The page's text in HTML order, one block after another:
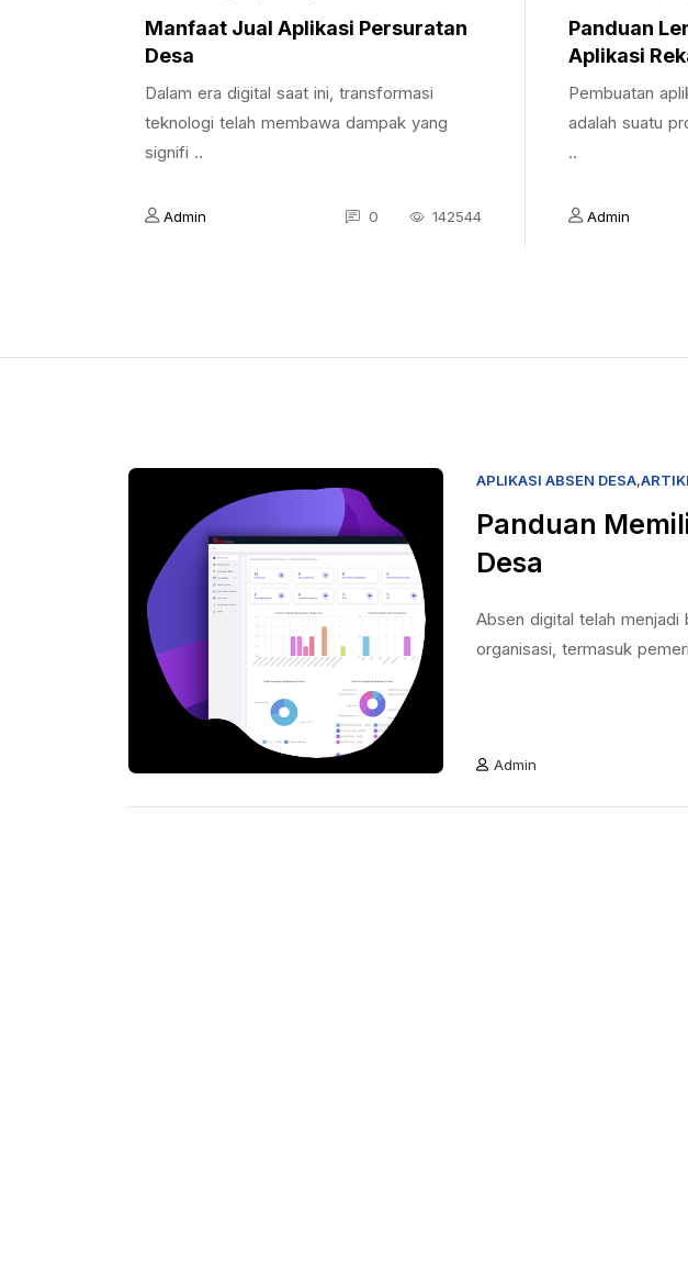
Manfaat Jual Aplikasi Persuratan
Desa
Dalam era digital saat ini, transformasi
teknologi telah membawa dampak yang
signifi ..
Admin 0 142544
Panduan
Aplikasi
Pembuatan
adalah suatu
..
Admin
APLIKASI ABSEN DESA,
Panduan
Desa
Absen digital telah menjadi
organisasi, termasuk
Admin